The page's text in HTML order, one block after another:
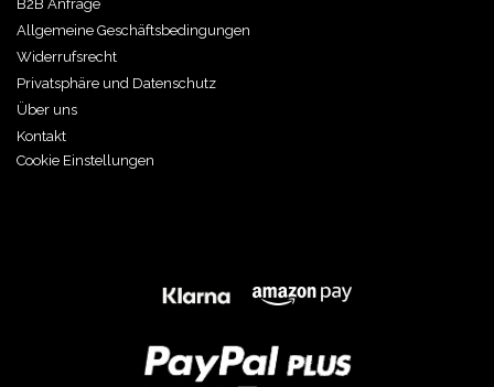
B2B Anfrage
Allgemeine Geschäftsbedingungen
Widerrufsrecht
Privatsphäre und Datenschutz
Über uns
Kontakt
Cookie Einstellungen